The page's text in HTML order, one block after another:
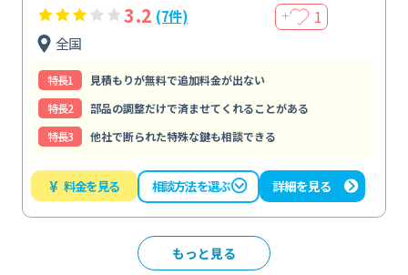
3.2 (7件) ＋ 1
全国
特⻑1
見積もりが無料で追加料金が出ない
特⻑2
部品の調整だけで済ませてくれることがある
特⻑3
他社で断られた特殊な鍵も相談できる
¥ 料金を見る 相談方法を選ぶ 詳細を見る
もっと見る